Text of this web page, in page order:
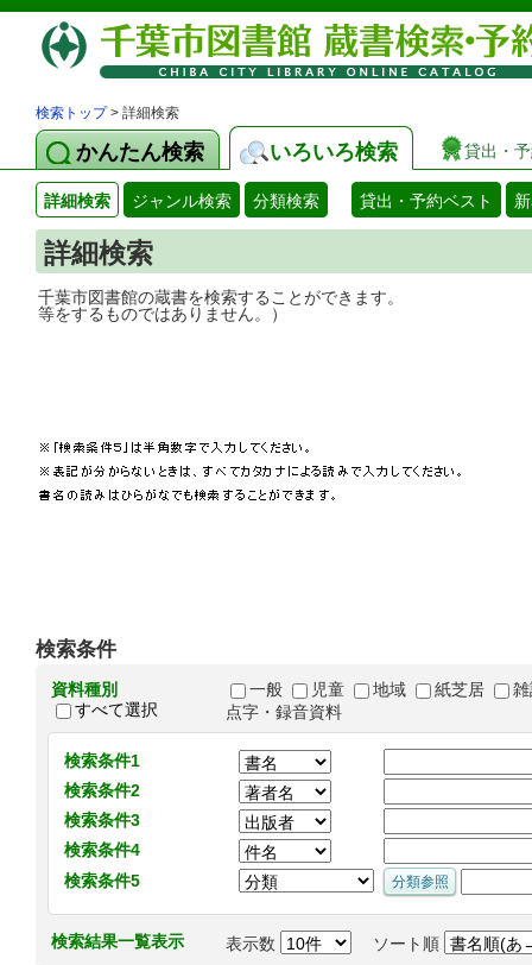
検索トップ> 詳細検索
かんたん検索 いろいろ検索 貸出・
詳細検索 ジャンル検索 分類検索 貸出・予約ベスト
詳細検索
千葉市図書館の蔵書を検索することがで
等をするものではありません。）
検索条件
資料種別
すべて選択
一般 児童 地域 紙芝居
点字・録音資料
検索条件1
検索条件2
検索条件3
検索条件4
検索条件5
検索結果一覧表示 表示数 ソート順